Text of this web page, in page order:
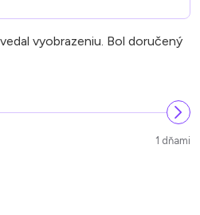
vyobrazeniu. Bol doručený
1 dňami